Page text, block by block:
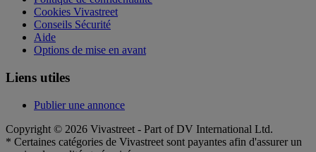
Cookies Vivastreet
Conseils Sécurité
Aide
Options de mise en avant
Liens utiles
Publier une annonce
Copyright © 2026 Vivastreet - Part of DV International Ltd.
* Certaines catégories de Vivastreet sont payantes afin d'assurer un